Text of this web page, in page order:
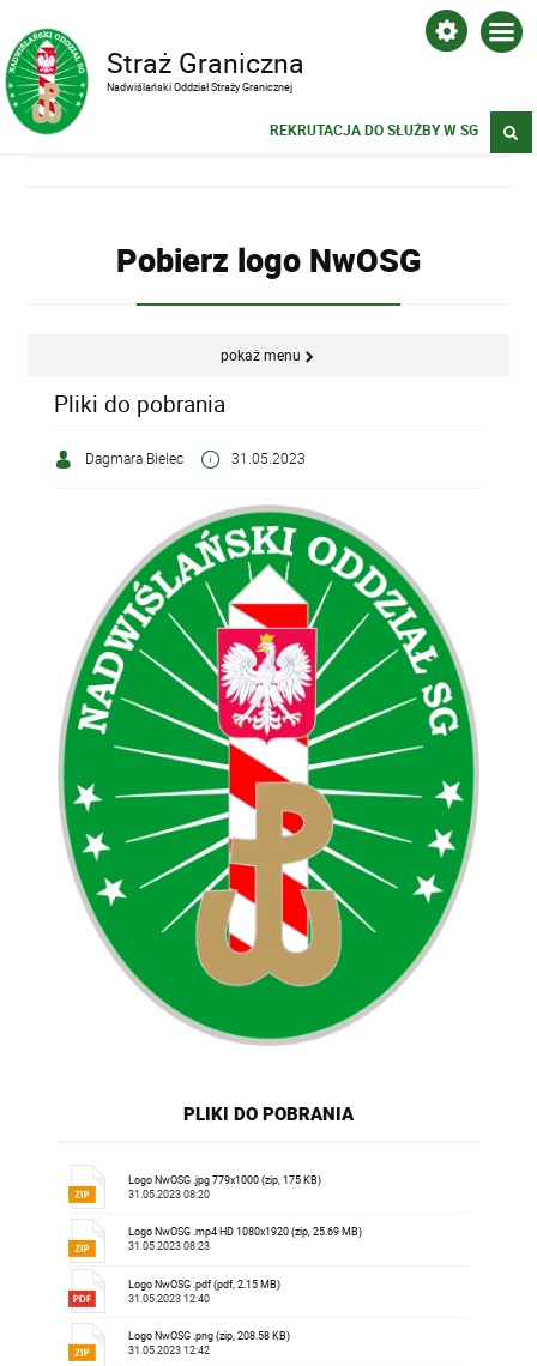
Straż Graniczna
Nadwiślański Oddział Straży Granicznej
REKRUTACJA DO SŁUŻBY W SG
Pobierz logo NwOSG
pokaż menu
Pliki do pobrania
Dagmara Bielec 31.05.2023
PLIKI DO POBRANIA
Logo NwOSG .jpg 779x1000 (zip, 175 KB)
31.05.2023 08:20
Logo NwOSG .mp4 HD 1080x1920 (zip, 25.69 MB)
31.05.2023 08:23
Logo NwOSG .pdf (pdf, 2.15 MB)
31.05.2023 12:40
Logo NwOSG .png (zip, 208.58 KB)
31.05.2023 12:42